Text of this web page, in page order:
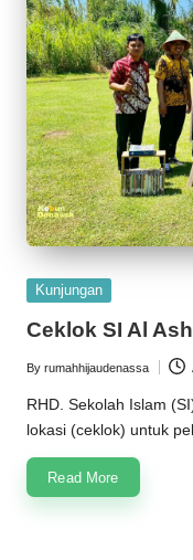
Posted
Kunjungan
Ceklok SI Al
Posted
by
By rumahhijaudenassa
RHD. Sekolah Islam
lokasi (ceklok) untuk
Read More